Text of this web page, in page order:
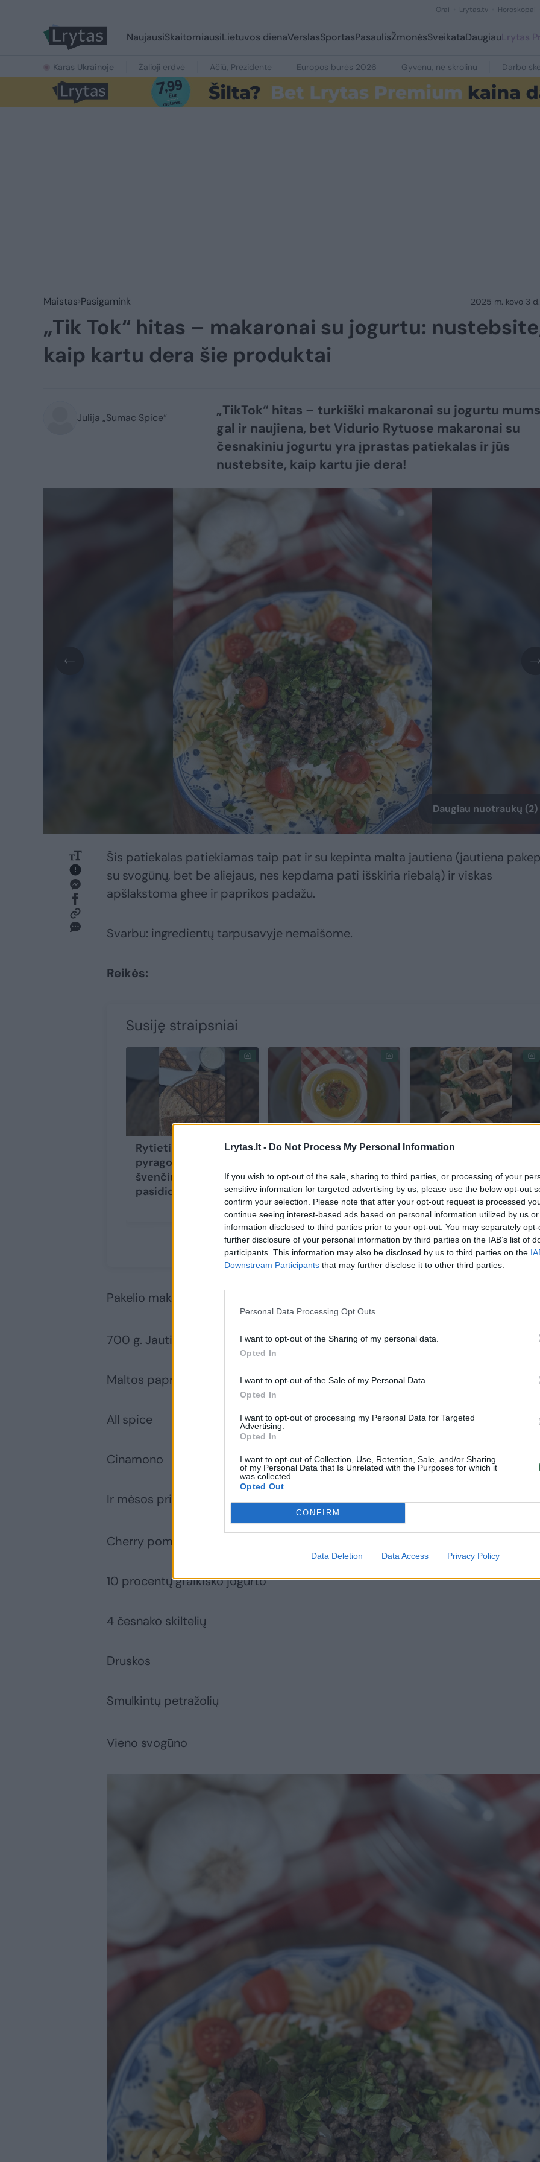
Lrytas.lt - Do Not Process My Personal Information
If you wish to opt-out of the sale, sharing to third parties, or processing of your
sensitive information for targeted advertising by us, please use the below opt-out
confirm your selection. Please note that after your opt-out request is processed
continue seeing interest-based ads based on personal information utilized by us
information disclosed to third parties prior to your opt-out. You may separately
further disclosure of your personal information by third parties on the IAB’s list of
participants. This information may also be disclosed by us to third parties on the
Downstream Participants that may further disclose it to other third parties.
Personal Data Processing Opt Outs
I want to opt-out of the Sharing of my personal data.
Opted In
I want to opt-out of the Sale of my Personal Data.
Opted In
I want to opt-out of processing my Personal Data for Targeted
Advertising.
Opted In
I want to opt-out of Collection, Use, Retention, Sale, and/or Sharing
of my Personal Data that Is Unrelated with the Purposes for which it
was collected.
Opted Out
CONFIRM
Data Deletion Data Access Privacy Policy
Orai Lrytas.tv Horoskopai
NaujausiSkaitomiausiLietuvos dienaVerslasSportasPasaulisŽmonėsSveikataDaugiauLrytas
Karas Ukrainoje Žalioji erdvė Ačiū, Prezidente Europos burės 2026 Gyvenu, ne skrolinu Darbo
Maistas Pasigamink 2025 m. kovo 3
„Tik Tok“ hitas – makaronai su jogurtu:
kaip kartu dera šie produktai
Julija „Sumac Spice“
„TikTok“ hitas – turkiški makaronai su jogurtu mums
gal ir naujiena, bet Vidurio Rytuose makaronai su
česnakiniu jogurtu yra įprastas patiekalas ir jūs
nustebsite, kaip kartu jie dera!
Daugiau nuotraukų (2)
Šis patiekalas patiekiamas taip pat ir su kepinta malta jautiena (jautiena
su svogūnų, bet be aliejaus, nes kepdama pati išskiria riebalą) ir viskas
apšlakstoma ghee ir paprikos padažu.
Svarbu: ingredientų tarpusavyje nemaišome.
Reikės:
Susiję straipsniai
Rytietiškas mėsos
pyrago receptas:
švenčių stalo
pasididžiavimas
Viena populiariausių
Rytuose – aprašyta
net ir Biblijoje
Nuostabiai skanūs
tobuli ir kaip
pagrindinis
patiekalas, ar kaip
užkandis
Pakelio makaronų (aš naudojau gf fussili)
700 g. Jautienos faršo
Maltos paprikos
All spice
Cinamono
Ir mėsos prieskonių (aš naudoju santa maria)
Cherry pomidoriukų papuošimui
10 procentų graikiško jogurto
4 česnako skiltelių
Druskos
Smulkintų petražolių
Vieno svogūno